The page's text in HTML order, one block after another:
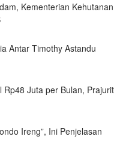
Kementerian Kehutanan
Antar Timothy Astandu
Rp48 Juta per Bulan, Prajurit
Ireng”, Ini Penjelasan